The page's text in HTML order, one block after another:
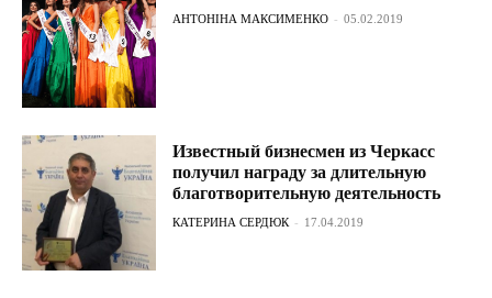
АНТОНІНА МАКСИМЕНКО - 05.02.2019
Известный бизнесмен из Черкасс
получил награду за длительную
благотворительную деятельность
КАТЕРИНА СЕРДЮК - 17.04.2019